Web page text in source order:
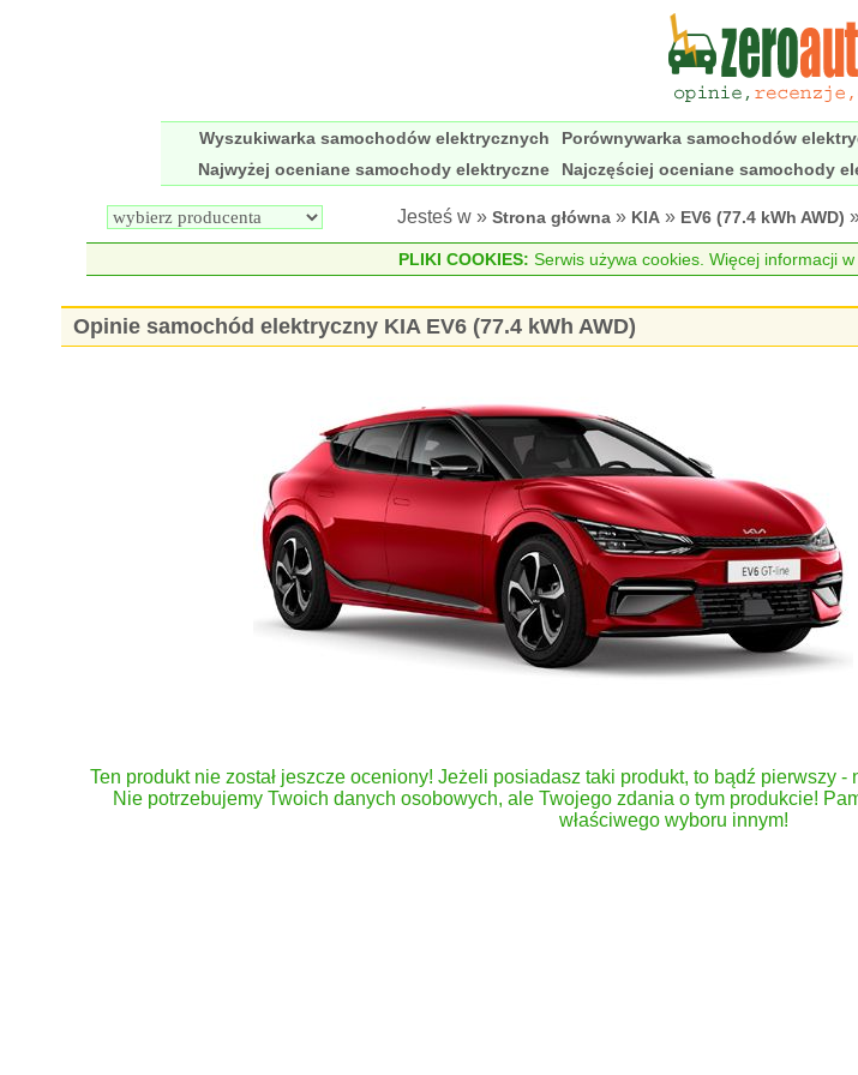
Wyszukiwarka samochodów elektrycznych Porównywarka samochodów
Najwyżej oceniane samochody elektryczne
Najczęściej oceniane samochody
Jesteś w » Strona główna » KIA » EV6 (77.4 kWh AWD)
PLIKI COOKIES: Serwis używa cookies. Więcej informacji w
Opinie samochód elektryczny KIA EV6 (77.4 kWh AWD)
Ten produkt nie został jeszcze oceniony! Jeżeli posiadasz taki produkt, to bądź pierwszy
Nie potrzebujemy Twoich danych osobowych, ale Twojego zdania o tym produkcie!
właściwego wyboru innym!